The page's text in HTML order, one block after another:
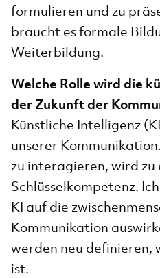
formulieren und zu
braucht es formale
Weiterbildung.
Welche Rolle wird die
der Zukunft der
Künstliche Intelligenz
unserer
zu interagieren, wird zu
Schlüsselkompetenz.
KI auf die
Kommunikation
werden neu definieren,
ist.